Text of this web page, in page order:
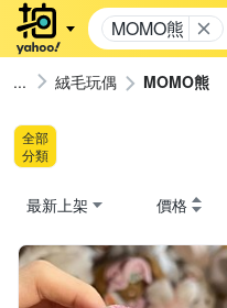
MOMO熊
絨毛玩偶 MOMO熊
全部
分類
最新上架 價格